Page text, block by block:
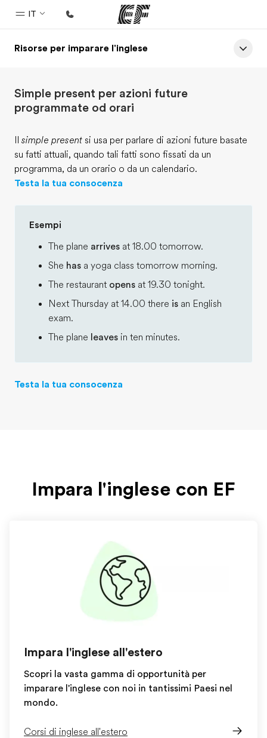
IT
Homepage
Programmi
Uffici
Trova l'ufficio più vicino
Chi siamo
Carriera
Lavora con noi
Risorse per imparare l'inglese
Simple present per azioni future
programmate od orari
simple present si usa per parlare di azioni future basate
su fatti attuali, quando tali fatti sono fissati da un
programma, da un orario o da un calendario.
Testa la tua consocenza
Esempi
The plane arrives at 18.00 tomorrow.
She has a yoga class tomorrow morning.
The restaurant opens at 19.30 tonight.
Next Thursday at 14.00 there is an English
exam.
The plane leaves in ten minutes.
Testa la tua consocenza
Impara l'inglese con EF
Impara l'inglese all'estero
Scopri la vasta gamma di opportunità per
imparare l'inglese con noi in tantissimi Paesi nel
mondo.
Corsi di inglese all'estero